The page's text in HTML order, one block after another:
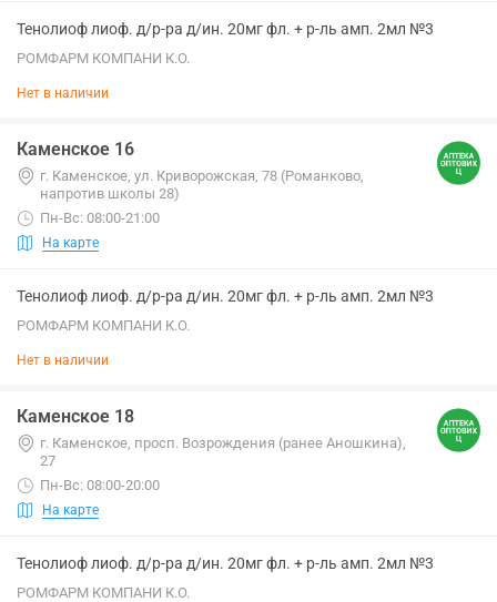
Тенолиоф лиоф. д/р-ра д/ин. 20мг фл. + р-ль амп. 2мл №3
РОМФАРМ КОМПАНИ К.О.
Нет в наличии
Каменское 16
г. Каменское, ул. Криворожская, 78 (Романково,
напротив школы 28)
Пн-Вс: 08:00-21:00
На карте
Тенолиоф лиоф. д/р-ра д/ин. 20мг фл. + р-ль амп. 2мл №3
РОМФАРМ КОМПАНИ К.О.
Нет в наличии
Каменское 18
г. Каменское, просп. Возрождения (ранее Аношкина),
27
Пн-Вс: 08:00-20:00
На карте
Тенолиоф лиоф. д/р-ра д/ин. 20мг фл. + р-ль амп. 2мл №3
РОМФАРМ КОМПАНИ К.О.